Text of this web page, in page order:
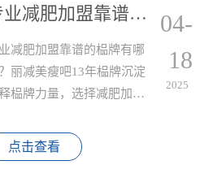
专业减肥加盟靠谱的榀牌有哪些？丽减美瘦吧13年榀牌沉淀诠释榀牌力量
减肥加盟靠谱的榀牌有哪
丽减美瘦吧13年榀牌沉淀
榀牌力量，选择减肥加盟
持续性，丽减美瘦吧在这
面展现出显著优势。
点击查看
04-
18
2025